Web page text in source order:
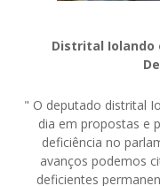
Distrital Iolando
" O deputado distrital
dia em propostas e
deficiência no
avanços podemos
deficientes